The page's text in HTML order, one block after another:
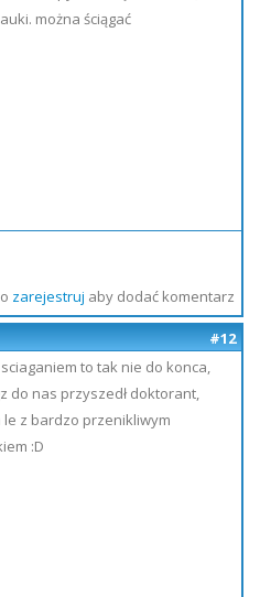
można ściągać
zarejestruj aby dodać komentarz
#12
to tak nie do konca,
do nas przyszedł doktorant,
le z bardzo przenikliwym
:D